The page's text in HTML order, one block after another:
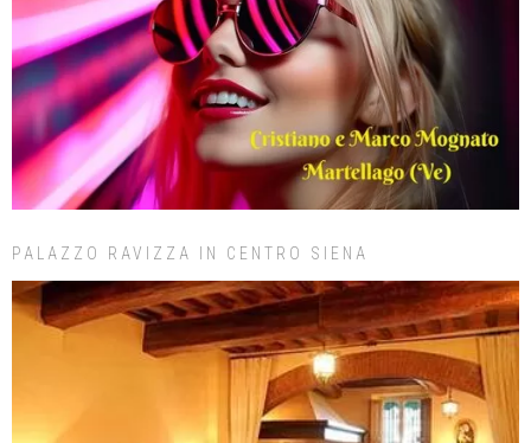
PALAZZO RAVIZZA IN CENTRO SIENA